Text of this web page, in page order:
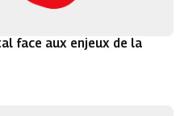
face aux enjeux de la